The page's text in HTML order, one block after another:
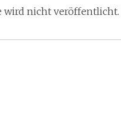
wird nicht veröffentlicht.